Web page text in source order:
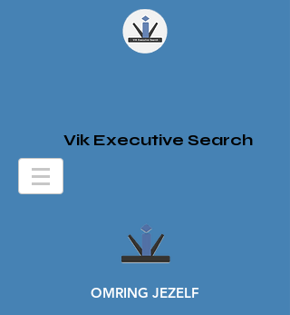
Vik Executive Search
OMRING JEZELF